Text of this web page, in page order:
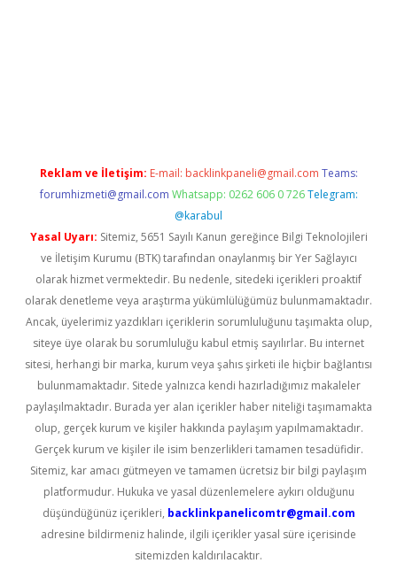
Reklam ve İletişim: E-mail: backlinkpaneli@gmail.com Teams:
forumhizmeti@gmail.com Whatsapp: 0262 606 0 726 Telegram:
@karabul
Yasal Uyarı: Sitemiz, 5651 Sayılı Kanun gereğince Bilgi Teknolojileri
ve İletişim Kurumu (BTK) tarafından onaylanmış bir Yer Sağlayıcı
olarak hizmet vermektedir. Bu nedenle, sitedeki içerikleri proaktif
olarak denetleme veya araştırma yükümlülüğümüz bulunmamaktadır.
Ancak, üyelerimiz yazdıkları içeriklerin sorumluluğunu taşımakta olup,
siteye üye olarak bu sorumluluğu kabul etmiş sayılırlar. Bu internet
sitesi, herhangi bir marka, kurum veya şahıs şirketi ile hiçbir bağlantısı
bulunmamaktadır. Sitede yalnızca kendi hazırladığımız makaleler
paylaşılmaktadır. Burada yer alan içerikler haber niteliği taşımamakta
olup, gerçek kurum ve kişiler hakkında paylaşım yapılmamaktadır.
Gerçek kurum ve kişiler ile isim benzerlikleri tamamen tesadüfidir.
Sitemiz, kar amacı gütmeyen ve tamamen ücretsiz bir bilgi paylaşım
platformudur. Hukuka ve yasal düzenlemelere aykırı olduğunu
düşündüğünüz içerikleri, backlinkpanelicomtr@gmail.com
adresine bildirmeniz halinde, ilgili içerikler yasal süre içerisinde
sitemizden kaldırılacaktır.